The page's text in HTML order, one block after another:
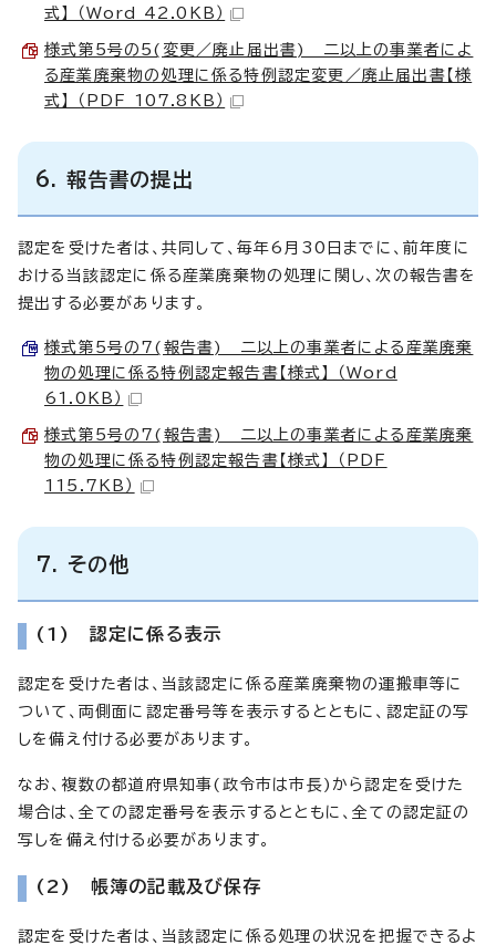
式】 （Word 42.0KB）
様式第5号の5(変更／廃止届出書) 二以上の事業者によ
る産業廃棄物の処理に係る特例認定変更／廃止届出書【様
式】 （PDF 107.8KB）
6. 報告書の提出
認定を受けた者は、共同して、毎年6月30日までに、前年度に
おける当該認定に係る産業廃棄物の処理に関し、次の報告書を
提出する必要があります。
様式第5号の7(報告書) 二以上の事業者による産業廃棄
物の処理に係る特例認定報告書【様式】 （Word
61.0KB）
様式第5号の7(報告書) 二以上の事業者による産業廃棄
物の処理に係る特例認定報告書【様式】 （PDF
115.7KB）
7. その他
(1) 認定に係る表示
認定を受けた者は、当該認定に係る産業廃棄物の運搬車等に
ついて、両側面に認定番号等を表示するとともに、認定証の写
しを備え付ける必要があります。
なお、複数の都道府県知事(政令市は市長)から認定を受けた
場合は、全ての認定番号を表示するとともに、全ての認定証の
写しを備え付ける必要があります。
(2) 帳簿の記載及び保存
認定を受けた者は、当該認定に係る処理の状況を把握できるよ